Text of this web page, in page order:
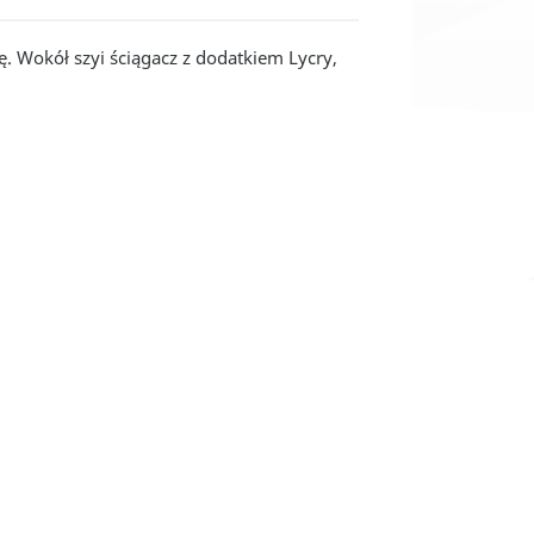
szyi ściągacz z dodatkiem Lycry,